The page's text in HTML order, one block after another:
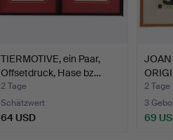
TIERMOTIVE, ein Paar,
Offsetdruck, Hase bz…
2 Tage
Schätzwert
64 USD
JOAN
2 Tage
3
69